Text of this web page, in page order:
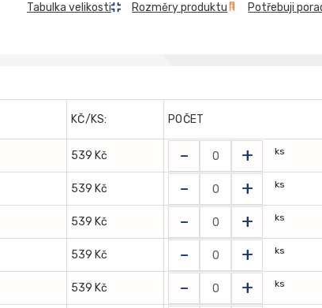
Tabulka velikosti Rozměry produktu Potřebuji
KČ/KS: POČET
539 Kč - + ks
539 Kč - + ks
539 Kč - + ks
539 Kč - + ks
539 Kč - + ks